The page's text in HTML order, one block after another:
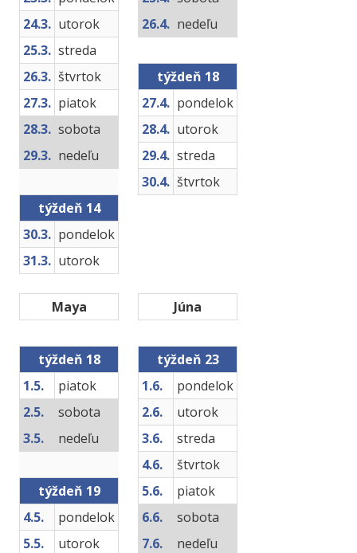
24.3. utorok
25.3. streda
26.3. štvrtok
27.3. piatok
28.3. sobota
29.3. nedeľu
týždeň 14
30.3. pondelok
31.3. utorok
26.4. nedeľu
týždeň 18
27.4. pondelok
28.4. utorok
29.4. streda
30.4. štvrtok
Maya
týždeň 18
1.5.
piatok
2.5.
sobota
3.5.
nedeľu
týždeň 19
4.5.
pondelok
5.5.
utorok
Júna
týždeň 23
1.6.
pondelok
2.6.
utorok
3.6.
streda
4.6.
štvrtok
5.6.
piatok
6.6.
sobota
7.6.
nedeľu